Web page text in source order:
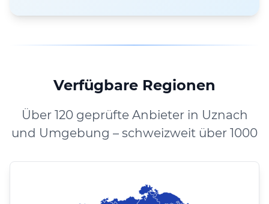
Verfügbare Regionen
Über 120 geprüfte Anbieter in Uznach
und Umgebung – schweizweit über 1000